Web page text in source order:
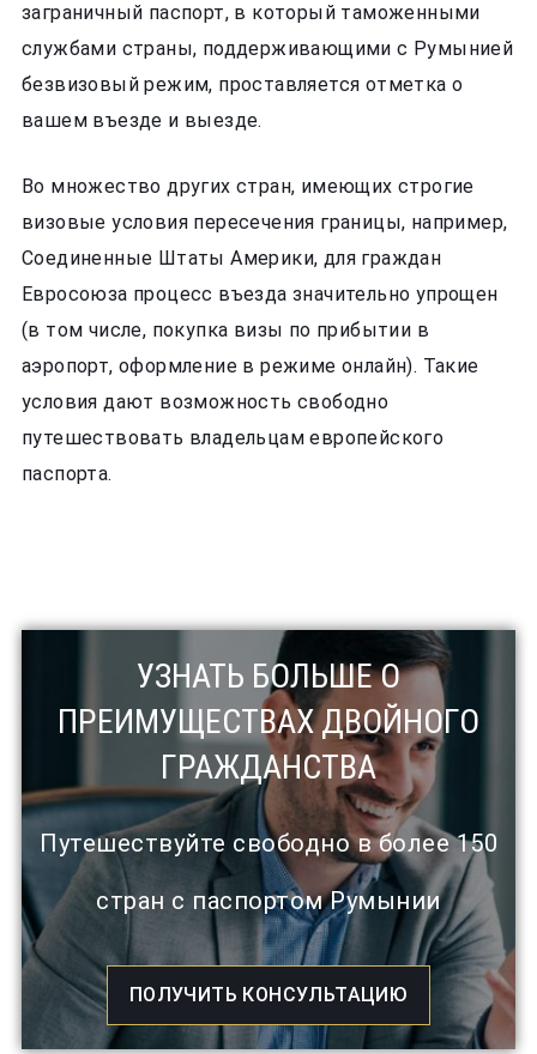
заграничный паспорт, в который таможенными
службами страны, поддерживающими с Румынией
безвизовый режим, проставляется отметка о
вашем въезде и выезде.
Во множество других стран, имеющих строгие
визовые условия пересечения границы, например,
Соединенные Штаты Америки, для граждан
Евросоюза процесс въезда значительно упрощен
(в том числе, покупка визы по прибытии в
аэропорт, оформление в режиме онлайн). Такие
условия дают возможность свободно
путешествовать владельцам европейского
паспорта.
УЗНАТЬ БОЛЬШЕ О
ПРЕИМУЩЕСТВАХ ДВОЙНОГО
ГРАЖДАНСТВА
Путешествуйте свободно в более 150
стран с паспортом Румынии
ПОЛУЧИТЬ КОНСУЛЬТАЦИЮ